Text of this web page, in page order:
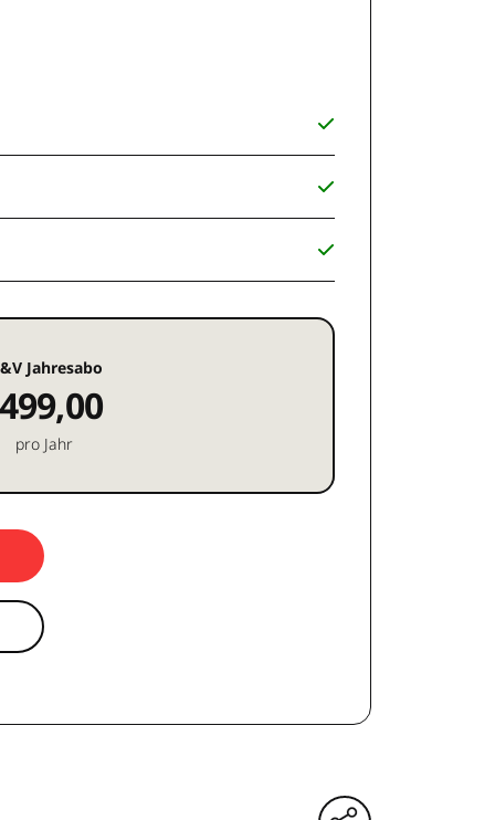
Jahresabo
499,00
pro Jahr